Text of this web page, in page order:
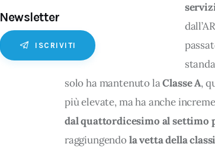
Newsletter
ISCRIVITI
solo ha mantenuto la Classe A,
più elevate, ma ha anche
dal quattordicesimo al settimo
raggiungendo la vetta della